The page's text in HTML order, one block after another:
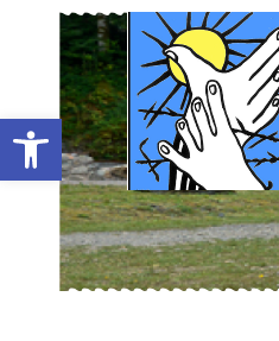
Ouvrir la barre d’outils